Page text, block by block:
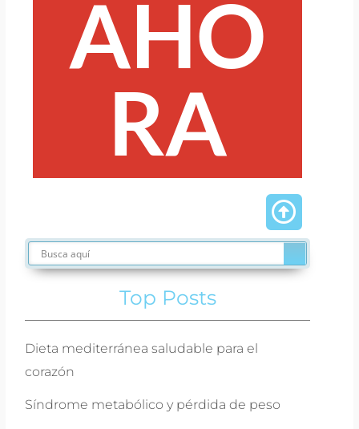
AHO
RA
Top Posts
Dieta mediterránea saludable para el
corazón
Síndrome metabólico y pérdida de peso